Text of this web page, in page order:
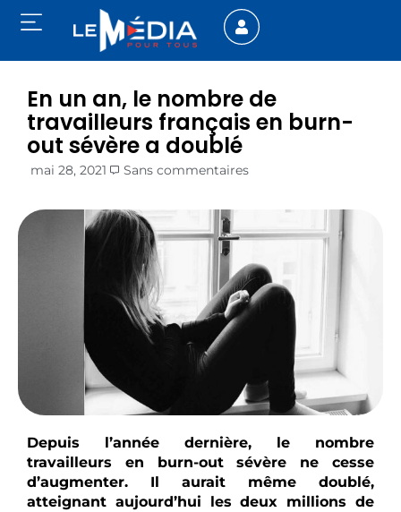
En un an, le nombre de
travailleurs français en burn-
out sévère a doublé
mai 28, 2021 Sans commentaires
Depuis l’année dernière, le nombre
travailleurs en burn-out sévère ne cesse
d’augmenter. Il aurait même doublé,
atteignant aujourd’hui les deux millions de